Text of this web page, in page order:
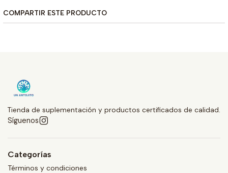
COMPARTIR ESTE PRODUCTO
Tienda de suplementación y productos certificados de calidad.
Síguenos
Categorías
Términos y condiciones